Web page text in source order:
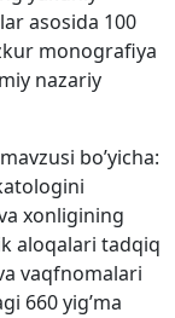
asosida 100
monografiya
nazariy
bo’yicha:
xonligining
aloqalari tadqiq
vaqfnomalari
660 yig’ma